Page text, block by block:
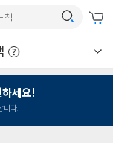
세요!
니다!